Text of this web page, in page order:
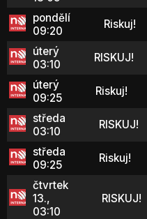
pondělí
09:20
Riskuj!
úterý
03:10
RISKUJ!
úterý
09:25
Riskuj!
středa
03:10
RISKUJ!
středa
09:25
Riskuj!
čtvrtek
13.,
03:10
RISKUJ!